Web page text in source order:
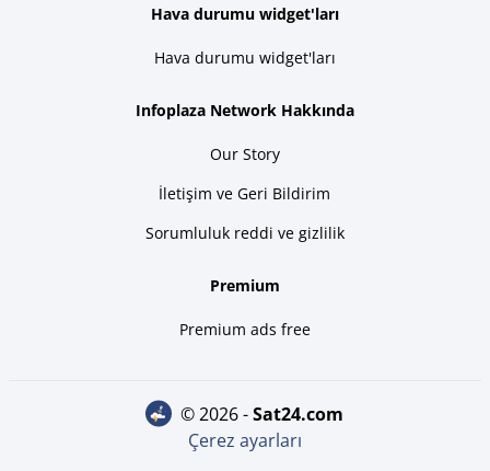
Hava durumu widget'ları
Hava durumu widget'ları
Infoplaza Network Hakkında
Our Story
İletişim ve Geri Bildirim
Sorumluluk reddi ve gizlilik
Premium
Premium ads free
© 2026 - sat24.com
Çerez ayarları